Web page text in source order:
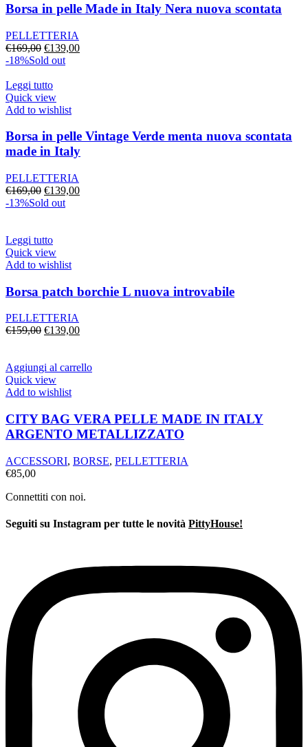
Borsa in pelle Made in Italy Nera nuova scontata
PELLETTERIA
€169,00 Il
prezzo
era:
€169,00.
€139,00Il
-18%Sold out
Leggi tutto
Quick view
Add to wishlist
Borsa in pelle Vintage Verde menta nuova scontata
made in Italy
PELLETTERIA
€169,00 Il
prezzo
€169,00.
€139,00Il
-13%Sold out
Leggi tutto
Quick view
Add to wishlist
Borsa patch borchie L nuova introvabile
PELLETTERIA
€159,00 Il
era:
€159,00.
€139,00Il
è:
Aggiungi al carrello
Quick view
Add to wishlist
CITY BAG VERA PELLE MADE IN ITALY
ARGENTO METALLIZZATO
ACCESSORI, BORSE, PELLETTERIA
€85,00
Connettiti con noi.
Seguiti su Instagram per tutte le novità PittyHouse!